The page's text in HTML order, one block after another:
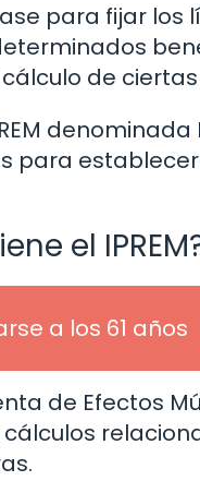
para fijar
de
para
el
a los 61 años
de Efectos